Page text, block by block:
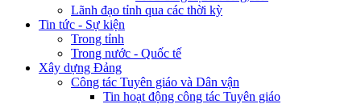
Lãnh đạo tỉnh qua các thời kỳ
Tin tức - Sự kiện
Trong tỉnh
Trong nước - Quốc tế
Xây dựng Đảng
Công tác Tuyên giáo và Dân vận
Tin hoạt động công tác Tuyên giáo